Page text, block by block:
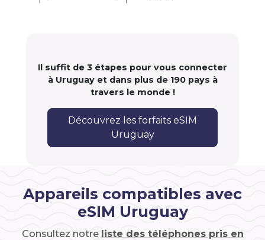
Il suffit de 3 étapes pour vous connecter
à Uruguay et dans plus de 190 pays à
travers le monde !
Découvrez les forfaits eSIM
Uruguay
Appareils compatibles avec
eSIM Uruguay
Consultez notre liste des téléphones pris en